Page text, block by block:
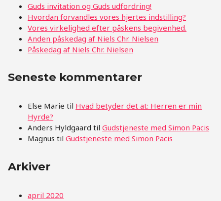
Guds invitation og Guds udfordring!
Hvordan forvandles vores hjertes indstilling?
Vores virkelighed efter påskens begivenhed.
Anden påskedag af Niels Chr. Nielsen
Påskedag af Niels Chr. Nielsen
Seneste kommentarer
Else Marie til Hvad betyder det at: Herren er min
Hyrde?
Anders Hyldgaard tilGudstjeneste med Simon Pacis
Magnus tilGudstjeneste med Simon Pacis
Arkiver
april 2020